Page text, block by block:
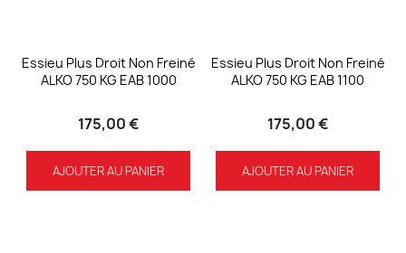
Essieu Plus Droit Non Freiné
ALKO 750 KG EAB 1000
175,00 €
AJOUTER AU PANIER
Essieu Plus Droit Non Freiné
ALKO 750 KG EAB 1100
175,00 €
AJOUTER AU PANIER